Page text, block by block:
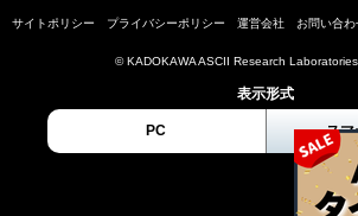
サイトポリシー プライバシーポリシー 運営会社 お問い合わ
© KADOKAWA ASCII Research
表示形式
PC スマ